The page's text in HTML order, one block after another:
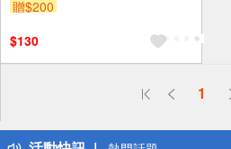
贈$200
$130
1
偏遠地區配送
得獎公告